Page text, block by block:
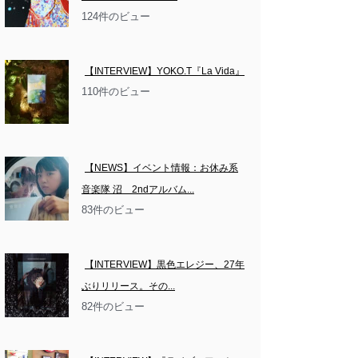
124件のビュー
【INTERVIEW】YOKO.T『La Vida』
110件のビュー
【NEWS】イベント情報：お休み系
音楽隊 沼　2ndアルバム...
83件のビュー
【INTERVIEW】黒色エレジー、27年
ぶりリリース。その...
82件のビュー